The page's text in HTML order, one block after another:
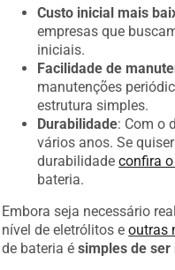
Custo inicial mais
empresas que
iniciais.
Facilidade de
manutenções
estrutura simples.
Durabilidade: Com o
vários anos. Se
durabilidadeconfira
bateria.
Embora seja necessário
nível de eletrólitos eoutras
de bateria ésimples de ser